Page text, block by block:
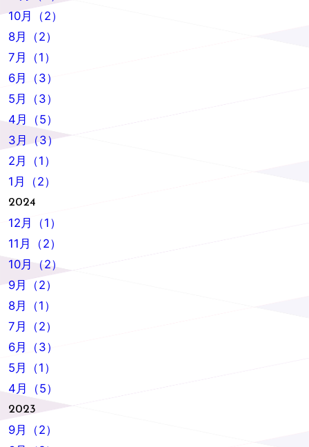
10月（2）
8月（2）
7月（1）
6月（3）
5月（3）
4月（5）
3月（3）
2月（1）
1月（2）
2024
12月（1）
11月（2）
10月（2）
9月（2）
8月（1）
7月（2）
6月（3）
5月（1）
4月（5）
2023
9月（2）